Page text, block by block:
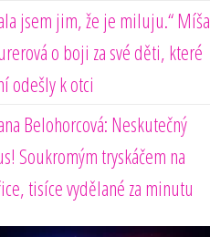
jsem jim, že je miluju.“ Míša
o boji za své děti, které
odešly k otci
Belohorcová: Neskutečný
Soukromým tryskáčem na
tisíce vydělané za minutu